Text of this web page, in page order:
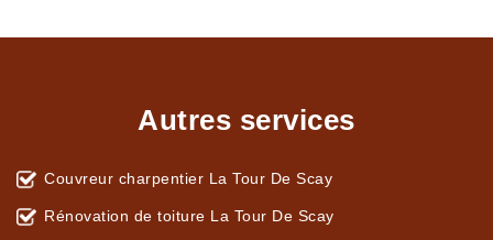
Autres services
Couvreur charpentier La Tour De Scay
Rénovation de toiture La Tour De Scay